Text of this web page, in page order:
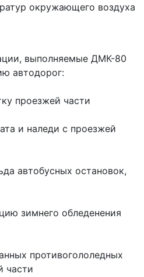
окружающего воздуха
выполняемые ДМК-80
автодорог:
проезжей части
и наледи с проезжей
автобусных остановок,
зимнего обледенения
противогололедных
части